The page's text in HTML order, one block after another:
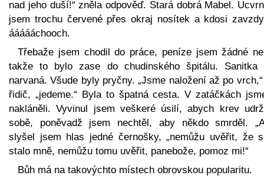
nad jeho duší!“ zněla odpověď. Stará dobrá Mabel.
jsem trochu červené přes okraj nosítek a kdosi
áááááchooch.
Třebaže jsem chodil do práce, peníze jsem žádné
takže to bylo zase do chudinského špitálu. Sanitka
narvaná. Všude byly pryčny. „Jsme naložení až po
řidič, „jedeme.“ Byla to špatná cesta. V zatáčkách
nakláněli. Vyvinul jsem veškeré úsilí, abych krev
sobě, poněvadž jsem nechtěl, aby někdo smrděl.
slyšel jsem hlas jedné černošky, „nemůžu uvěřit, že
stalo mně, nemůžu tomu uvěřit, panebože, pomoz mi!“
Bůh má na takovýchto místech obrovskou popularitu.